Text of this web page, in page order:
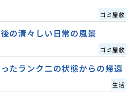
ゴミ屋敷
の清々しい日常の風景
ゴミ屋敷
たランク二の状態からの帰還
生活